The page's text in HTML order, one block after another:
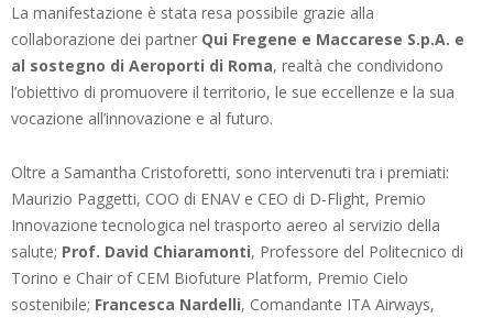
La manifestazione è stata resa possibile grazie alla
collaborazione dei partner Qui Fregene e Maccarese S.p.A. e
al sostegno di Aeroporti di Roma, realtà che condividono
l’obiettivo di promuovere il territorio, le sue eccellenze e la sua
vocazione all’innovazione e al futuro.
Oltre a Samantha Cristoforetti, sono intervenuti tra i premiati:
Maurizio Paggetti, COO di ENAV e CEO di D-Flight, Premio
Innovazione tecnologica nel trasporto aereo al servizio della
salute; Prof. David Chiaramonti, Professore del Politecnico di
Torino e Chair of CEM Biofuture Platform, Premio Cielo
sostenibile; Francesca Nardelli, Comandante ITA Airways,